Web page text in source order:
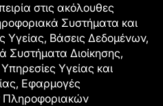
στις ακόλουθες
Συστήματα και
Υγείας, Βάσεις Δεδομένων,
Συστήματα Διοίκησης,
Υγείας και
Εφαρμογές
Πληροφοριακών